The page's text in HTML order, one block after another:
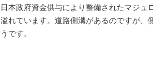
日本政府資金供与により整備されたマジ
溢れています。道路側溝があるのですが、
うです。